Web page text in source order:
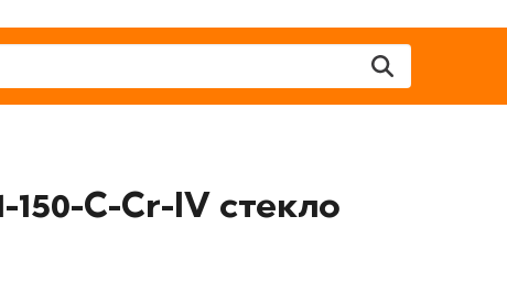
C-Cr-IV стекло